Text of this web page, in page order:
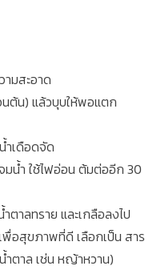
ามสะอาด
นต้น) แล้วบุบให้พอแตก
ำเดือดจัด
จมน้ำ ใช้ไฟอ่อน ต้มต่ออีก 30
ตาลทราย และเกลือลงไป
พื่อสุขภาพที่ดี เลือกเป็น สาร
ำตาล เช่น หญ้าหวาน)